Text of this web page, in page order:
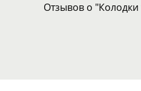
Отзывов о